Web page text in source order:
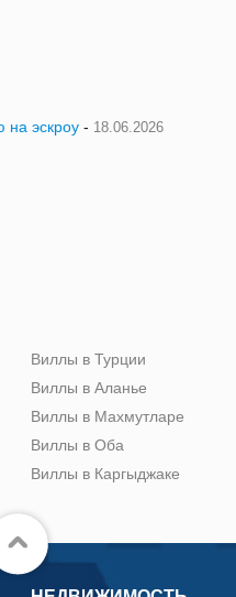
на эскроу - 18.06.2026
Виллы в Турции
Виллы в Аланье
Виллы в Махмутларе
Виллы в Оба
Виллы в Каргыджаке